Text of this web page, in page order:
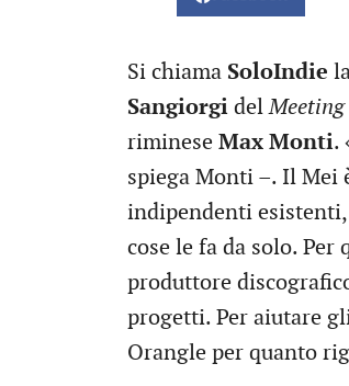
Si chiama SoloIndie
Sangiorgi del
riminese Max Monti.
spiega Monti –. Il
indipendenti esistenti,
cose le fa da solo. Per
produttore
progetti. Per aiutare
Orangle per quanto